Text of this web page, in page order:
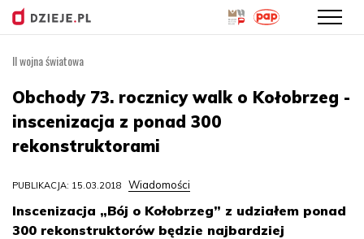
treści
II wojna światowa
Obchody 73. rocznicy walk o Kołobrzeg -
inscenizacja z ponad 300
rekonstruktorami
PUBLIKACJA: 15.03.2018 Wiadomości
Inscenizacja „Bój o Kołobrzeg” z udziałem ponad
300 rekonstruktorów będzie najbardziej